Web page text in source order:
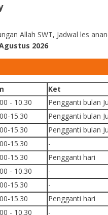
Allah SWT, Jadwal les
2026
Ket
- 10.30
Pengganti bulan
15.30
Pengganti bulan
15.30
Pengganti bulan
15.30
-
15.30
Pengganti hari
- 10.30
-
15.30
-
15.30
Pengganti hari
- 10.30
-